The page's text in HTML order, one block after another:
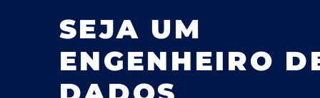
SEJA UM
ENGENHEIRO